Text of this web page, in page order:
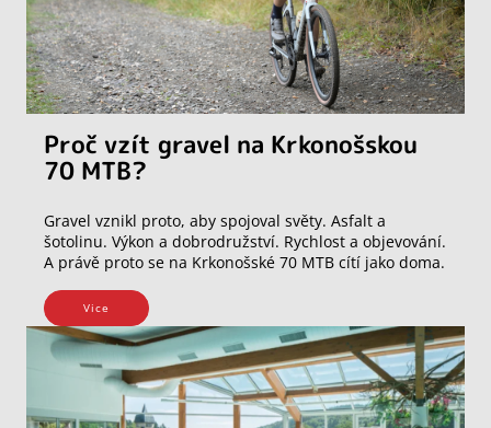
Proč vzít gravel na Krkonošskou
70 MTB?
Gravel vznikl proto, aby spojoval světy. Asfalt a
šotolinu. Výkon a dobrodružství. Rychlost a objevování.
A právě proto se na Krkonošské 70 MTB cítí jako doma.
Vice